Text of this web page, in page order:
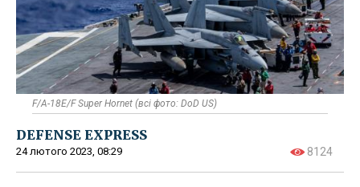
F/A-18E/F Super Hornet (всі фото: DoD US)
DEFENSE EXPRESS
24 лютого 2023, 08:29 8124